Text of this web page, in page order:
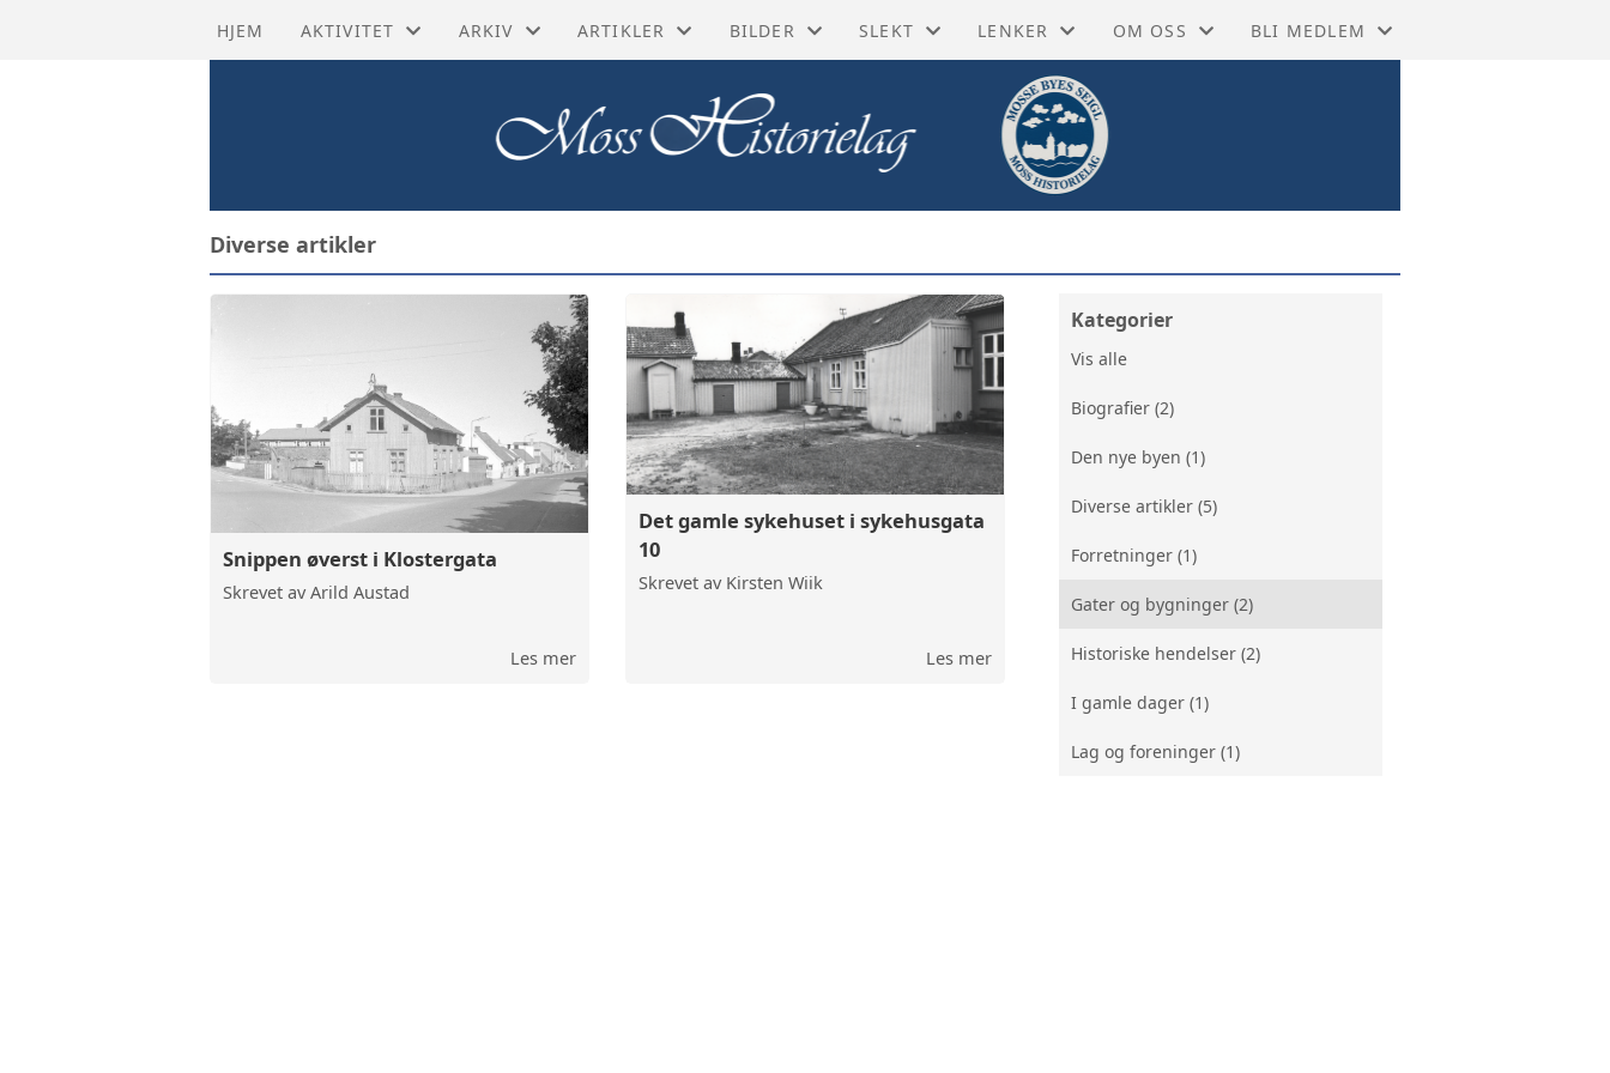
HJEM AKTIVITET
TURMÅL
AKTIVITETSKALENDER
PROSJEKTER
ARKIV
HISTORISKE KART
KRAFTNYTT
KULTURMINNER
STRANDSITTEREN
TIDSLINJE
TILBAKEBLIKK
TRANSKRIBERT
VANDRINGER
ARTIKLER
DIVERSE ARTIKLER
FORRETNINGER
FRA INDUSTRIEN
GATER OG BYGNINGER
HISTORISKE HENDELSER
I GAMLE DAGER
LAG OG FORENINGER
BILDER
GUSTAV LINDMAN
KAI LORENTZEN
KÅRE MOUM
MOSSEFILMER
POSTKORT
TH BACHMANN
SLEKT
MATRIKLER OG ADRESSEBØKER
PRAKTISKE LENKER
SLEKTSFORSKNING
LENKER
FØLG OSS PÅ FACEBOOK
DIGITALARKIVET
MOSS BYLEKSIKON
MOSSEHISTORIEN
NASJONALBIBLIOTEKET MOSS
NASJONALBIBLIOTEKET RYGGE
DIGITALT MUSEUM MOSS
DIGITALT MUSEUM RYGGE
LANDSLAGET FOR LOKALHISTORIE
MOSS BY- OG INDUSTRIMUSEUM
OM OSS
NETTBUTIKK
TA KONTAKT
VEDTEKTER
VÅRE ÆRESMEDLEMMER
ÅRSMELDINGER
STYRET
BLI MEDLEM
Diverse artikler
Snippen øverst i Klostergata
Skrevet av Arild Austad
Les mer
Det gamle sykehuset i sykehusgata
10
Skrevet av Kirsten Wiik
Les mer
Kategorier
Vis alle
Biografier (2)
Den nye byen (1)
Diverse artikler (5)
Forretninger (1)
Gater og bygninger (2)
Historiske hendelser (2)
I gamle dager (1)
Lag og foreninger (1)